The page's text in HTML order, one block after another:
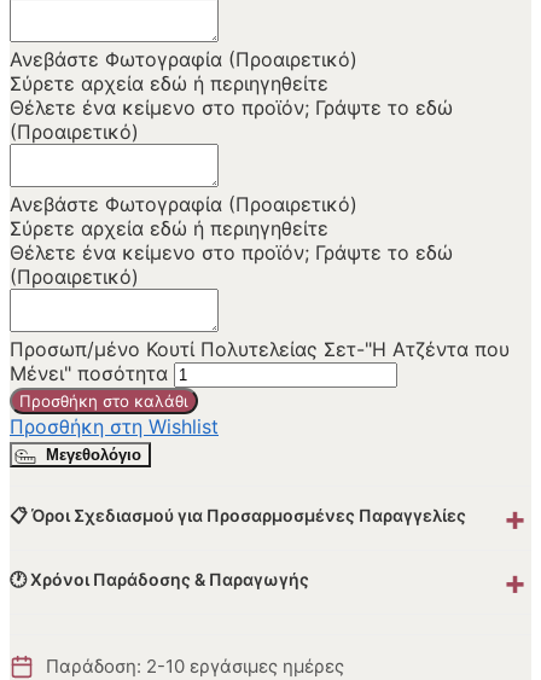
Ανεβάστε Φωτογραφία (Προαιρετικό)
Σύρετε αρχεία εδώ ή περιηγηθείτε
Θέλετε ένα κείμενο στο προϊόν; Γράψτε το εδώ
(Προαιρετικό)
Ανεβάστε Φωτογραφία (Προαιρετικό)
Σύρετε αρχεία εδώ ή περιηγηθείτε
Θέλετε ένα κείμενο στο προϊόν; Γράψτε το εδώ
(Προαιρετικό)
Προσωπ/μένο Κουτί Πολυτελείας Σετ-"Η Ατζέντα που
Μένει" ποσότητα
Προσθήκη στο καλάθι
Προσθήκη στη Wishlist
Μεγεθολόγιο
📋 Όροι Σχεδιασμού για Προσαρμοσμένες Παραγγελίες +
🕐 Χρόνοι Παράδοσης & Παραγωγής +
Παράδοση: 2-10 εργάσιμες ημέρες